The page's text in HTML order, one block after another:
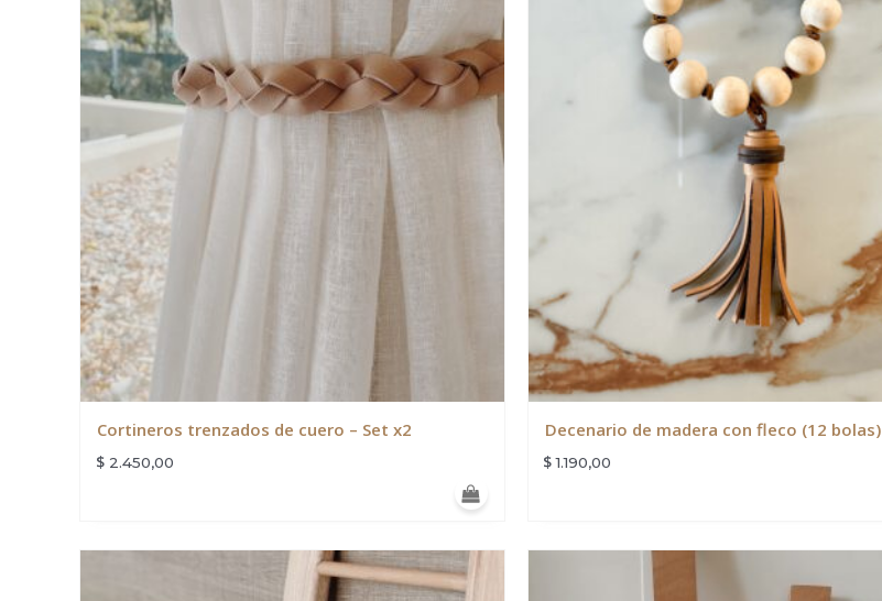
Cortineros trenzados de cuero – Set x2
$2.450,00
Decenario de madera con fleco (12 bolas)
$1.190,00